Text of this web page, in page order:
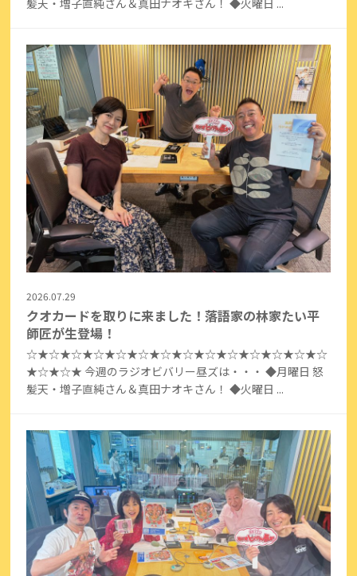
髪天・増子直純さん＆真田ナオキさん！ ◆火曜日 ...
2026.07.29
クオカードを取りに来ました！落語家の林家たい平
師匠が生登場！
☆★☆★☆★☆★☆★☆★☆★☆★☆★☆★☆★☆★☆★☆
★☆★☆★ 今週のラジオビバリー昼ズは・・・ ◆月曜日 怒
髪天・増子直純さん＆真田ナオキさん！ ◆火曜日 ...